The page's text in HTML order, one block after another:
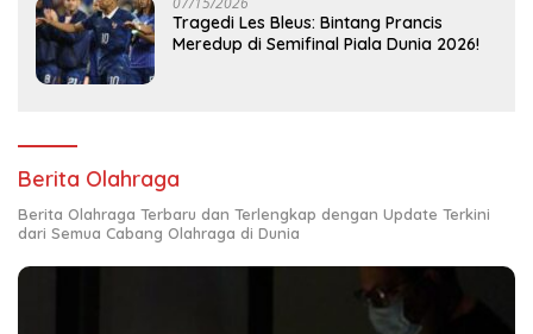
Tragedi Les Bleus: Bintang Prancis
Meredup di Semifinal Piala Dunia 2026!
Berita Olahraga
Berita Olahraga Terbaru dan Terlengkap dengan Update Terkini
dari Semua Cabang Olahraga di Dunia